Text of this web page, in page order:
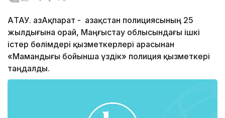
АҚТАУ. ҚазАқпарат - Қазақстан полициясының 25
жылдығына орай, Маңғыстау облысындағы ішкі
істер бөлімдері қызметкерлері арасынан
«Мамандығы бойынша үздік» полиция қызметкері
таңдалды.